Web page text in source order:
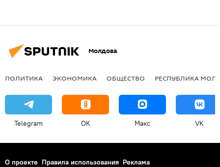
Молдова
ПОЛИТИКА ЭКОНОМИКА ОБЩЕСТВО РЕСПУБЛИКА
Telegram OK Макс VK
О проекте Правила использования Реклама